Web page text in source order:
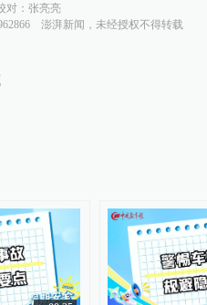
对： 张亮亮
澎湃新闻，未经授权不得转载